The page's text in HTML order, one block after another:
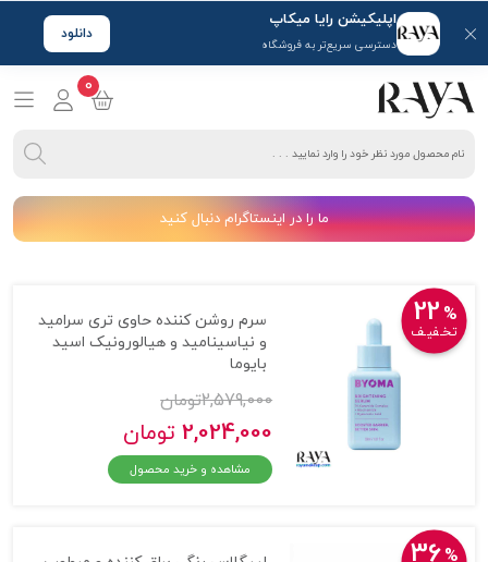
اپلیکیشن رایا میکاپ
دسترسی سریع‌تر به فروشگاه
دانلود
0
ما را در اینستاگرام دنبال کنید
22 %
تخـفیـف
سرم روشن کننده حاوی تری سرامید
و نیاسینامید و هیالورونیک اسید
بایوما
2,579,000تومان
2,024,000 تومان
مشاهده و خرید محصول
36%